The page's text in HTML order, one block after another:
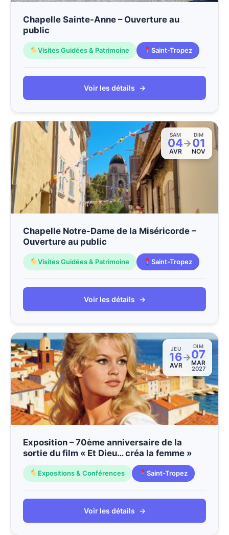
Chapelle Sainte-Anne – Ouverture au
public
Visites Guidées & Patrimoine Saint-Tropez
Voir les détails →
SAM
04
AVR
→
DIM
01
NOV
Chapelle Notre-Dame de la Miséricorde –
Ouverture au public
Visites Guidées & Patrimoine Saint-Tropez
Voir les détails →
JEU
16
AVR
→
DIM
07
MAR
2027
Exposition – 70ème anniversaire de la
sortie du film « Et Dieu… créa la femme »
Expositions & Conférences Saint-Tropez
Voir les détails →